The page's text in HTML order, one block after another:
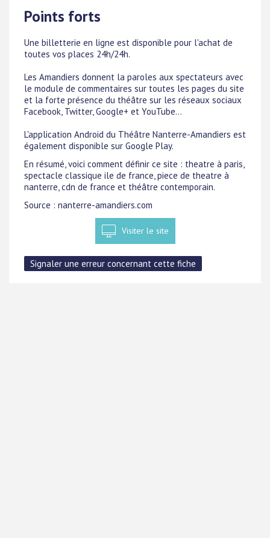
Points forts
Une billetterie en ligne est disponible pour l'achat de
toutes vos places 24h/24h.
Les Amandiers donnent la paroles aux spectateurs avec
le module de commentaires sur toutes les pages du site
et la forte présence du théâtre sur les réseaux sociaux
Facebook, Twitter, Google+ et YouTube...
L'application Android du Théâtre Nanterre-Amandiers est
également disponible sur Google Play.
En résumé, voici comment définir ce site : theatre à paris,
spectacle classique ile de france, piece de theatre à
nanterre, cdn de france et théâtre contemporain.
Source : nanterre-amandiers.com
Visiter le site